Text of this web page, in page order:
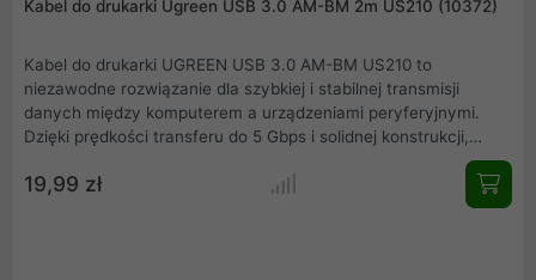
Kabel do drukarki Ugreen USB 3.0 AM-BM 2m US210 (10372)
Kabel do drukarki UGREEN USB 3.0 AM-BM US210 to
niezawodne rozwiązanie dla szybkiej i stabilnej transmisji
danych między komputerem a urządzeniami peryferyjnymi.
Dzięki prędkości transferu do 5 Gbps i solidnej konstrukcji,
skanerami czy dyskami zewnętrznymi.
19,99 zł